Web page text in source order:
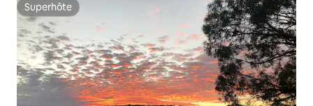
Superhôte
Superhôte